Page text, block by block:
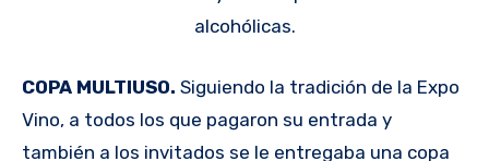
alcohólicas.
COPA MULTIUSO. Siguiendo la tradición de la Expo
Vino, a todos los que pagaron su entrada y
también a los invitados se le entregaba una copa